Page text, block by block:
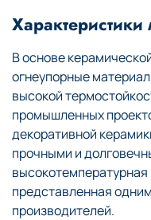
Характеристики
В основе
огнеупорные
высокой
промышленных
декоративной
прочными и
представленная
производителей.